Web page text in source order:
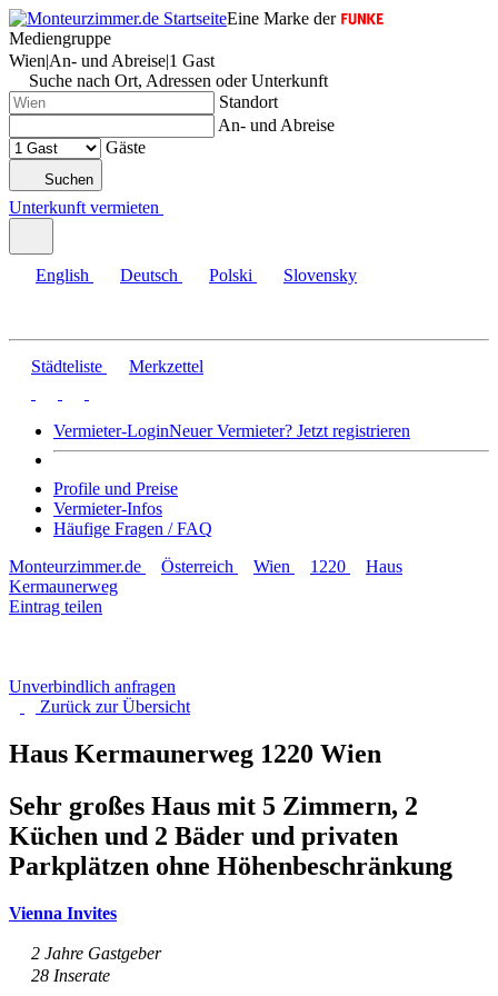
Eine Marke der
Mediengruppe
Wien|An- und Abreise|1 Gast
Suche nach Ort, Adressen oder Unterkunft
Standort
An- und Abreise
Gäste
Suchen
Unterkunft vermieten
English Deutsch Polski Slovensky
Städteliste Merkzettel
Vermieter-LoginNeuer Vermieter? Jetzt registrieren
Profile und Preise
Vermieter-Infos
Häufige Fragen / FAQ
Monteurzimmer.de
Österreich Wien 1220
Haus
Kermaunerweg
Eintrag teilen
Unverbindlich anfragen
Zurück zurÜbersicht
Haus Kermaunerweg 1220 Wien
Sehr großes Haus mit 5 Zimmern, 2
Küchen und 2 Bäder und privaten
Parkplätzen ohne Höhenbeschränkung
Vienna Invites
2 Jahre Gastgeber
28 Inserate